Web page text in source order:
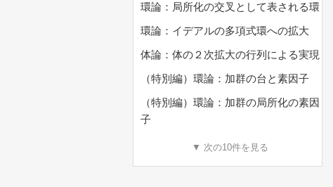
環論：局所化の交叉として表される環
環論：イデアルの多項式環への拡大
体論：体の２次拡大の行列による実現
（特別編）環論：加群の台と素因子
（特別編）環論：加群の局所化の素因
子
▼ 次の10件を見る